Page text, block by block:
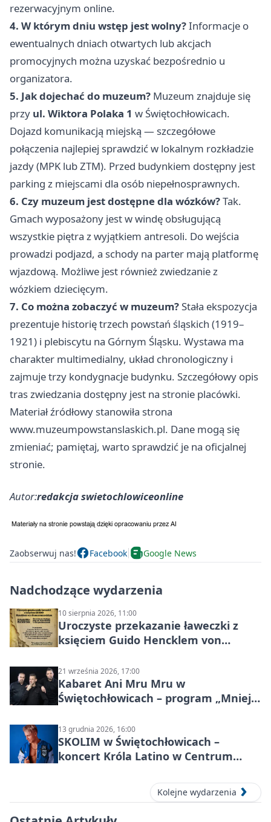
rezerwacyjnym online.
4. W którym dniu wstęp jest wolny?Informacje o
ewentualnych dniach otwartych lub akcjach
promocyjnych można uzyskać bezpośrednio u
organizatora.
5. Jak dojechać do muzeum? Muzeum znajduje się
przy ul. Wiktora Polaka 1 w Świętochłowicach.
Dojazd komunikacją miejską — szczegółowe
połączenia najlepiej sprawdzić w lokalnym rozkładzie
jazdy (MPK lub ZTM). Przed budynkiem dostępny jest
parking z miejscami dla osób niepełnosprawnych.
6. Czy muzeum jest dostępne dla wózków?Tak.
Gmach wyposażony jest w windę obsługującą
wszystkie piętra z wyjątkiem antresoli. Do wejścia
prowadzi podjazd, a schody na parter mają platformę
wjazdową. Możliwe jest również zwiedzanie z
wózkiem dziecięcym.
7. Co można zobaczyć w muzeum?Stała ekspozycja
prezentuje historię trzech powstań śląskich (1919–
1921) i plebiscytu na Górnym Śląsku. Wystawa ma
charakter multimedialny, układ chronologiczny i
zajmuje trzy kondygnacje budynku. Szczegółowy opis
tras zwiedzania dostępny jest na stronie placówki.
Materiał źródłowy stanowiła strona
www.muzeumpowstanslaskich.pl. Dane mogą się
zmieniać; pamiętaj, warto sprawdzić je na oficjalnej
stronie.
Autor:redakcja swietochlowiceonline
Zaobserwuj nas! Facebook Google News
Nadchodzące wydarzenia
10 sierpnia 2026, 11:00
Uroczyste przekazanie ławeczki z
księciem Guido Hencklem von
21 września 2026, 17:00
Kabaret Ani Mru Mru w
Świętochłowicach – program „Mniej
13 grudnia 2026, 16:00
SKOLIM w Świętochłowicach –
koncert Króla Latino w Centrum
Kolejne wydarzenia